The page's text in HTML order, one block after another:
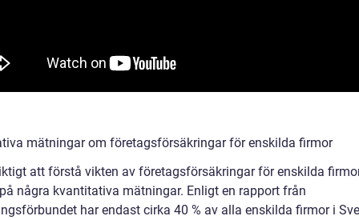
mätningar om företagsförsäkringar för enskilda firmor
att förstå vikten av företagsförsäkringar för enskilda
några kvantitativa mätningar. Enligt en rapport från
har endast cirka 40 % av alla enskilda firmor i